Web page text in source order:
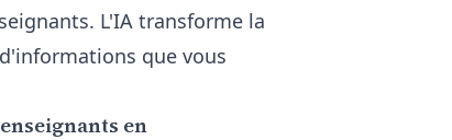
L'IA transforme la
que vous
en